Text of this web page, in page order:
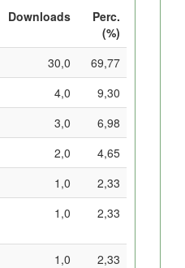
Downloads
Perc.
(%)
30,0
69,77
4,0
9,30
3,0
6,98
2,0
4,65
1,0
2,33
1,0 2,33
1,0
2,33